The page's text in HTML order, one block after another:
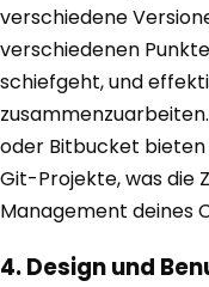
verschiedene
verschiedenen
schiefgeht, und
oder Bitbucket
Git-Projekte, was die
Management deines
4. Design und